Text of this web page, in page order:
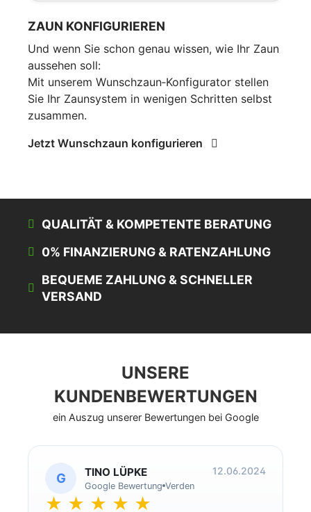
ZAUN KONFIGURIEREN
Und wenn Sie schon genau wissen, wie Ihr Zaun
aussehen soll:
Mit unserem Wunschzaun‑Konfigurator stellen
Sie Ihr Zaunsystem in wenigen Schritten selbst
zusammen.
Jetzt Wunschzaun konfigurieren
QUALITÄT & KOMPETENTE BERATUNG
0% FINANZIERUNG & RATENZAHLUNG
BEQUEME ZAHLUNG & SCHNELLER
VERSAND
UNSERE
KUNDENBEWERTUNGEN
ein Auszug unserer Bewertungen bei Google
G TINO LÜPKE 12.06.2024
Google Bewertung Verden
★ ★ ★ ★ ★